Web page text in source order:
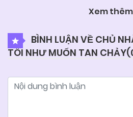
Xem thêm
BÌNH LUẬN VỀ CHỦ
TÔI NHƯ MUỐN TAN CHẢY(